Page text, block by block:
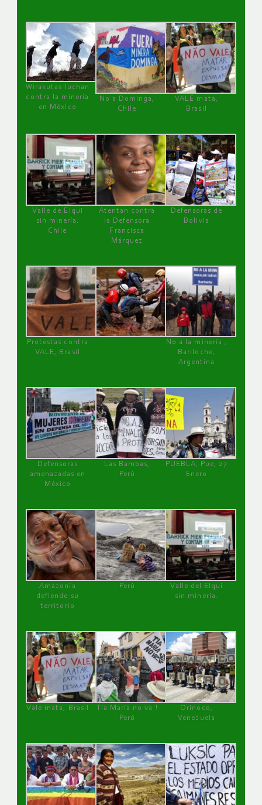
Wirakutas luchan
contra la minería
en México
No a Dominga,
Chile
VALE mata,
Brasil
Valle de Elqui
sin minería.
Chile
Atentan contra
la Defensora
Francisca
Márquez
Defensoras de
Bolivia
Protestas contra
VALE, Brasil
No a la minería ,
Bariloche,
Argentina
Defensoras
amenazadas en
México
Las Bambas,
Perú
PUEBLA, Pue, 27
Enero
Amazonía
defiende su
territorio
Perú
Valle del Elqui
sin minería.
Vale mata, Brasil
Tía María no va !
Perú
Orinoco,
Venezuela